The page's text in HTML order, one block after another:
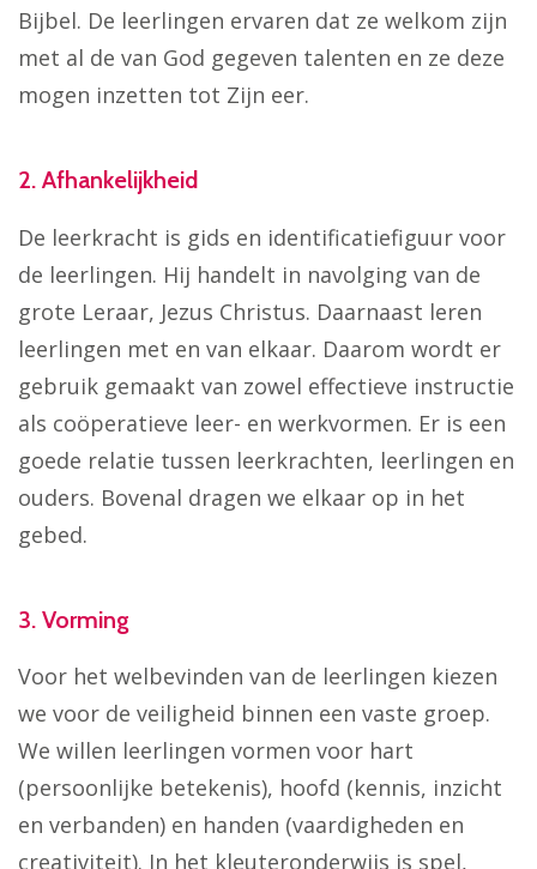
Bijbel. De leerlingen ervaren dat ze welkom zijn
met al de van God gegeven talenten en ze deze
mogen inzetten tot Zijn eer.
2. Afhankelijkheid
De leerkracht is gids en identificatiefiguur voor
de leerlingen. Hij handelt in navolging van de
grote Leraar, Jezus Christus. Daarnaast leren
leerlingen met en van elkaar. Daarom wordt er
gebruik gemaakt van zowel effectieve instructie
als coöperatieve leer- en werkvormen. Er is een
goede relatie tussen leerkrachten, leerlingen en
ouders. Bovenal dragen we elkaar op in het
gebed.
3. Vorming
Voor het welbevinden van de leerlingen kiezen
we voor de veiligheid binnen een vaste groep.
We willen leerlingen vormen voor hart
(persoonlijke betekenis), hoofd (kennis, inzicht
en verbanden) en handen (vaardigheden en
creativiteit). In het kleuteronderwijs is spel,